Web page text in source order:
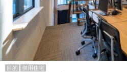
目的 併用住宅